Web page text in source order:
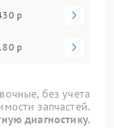
р
р
без учета
запчастей.
диагностику.